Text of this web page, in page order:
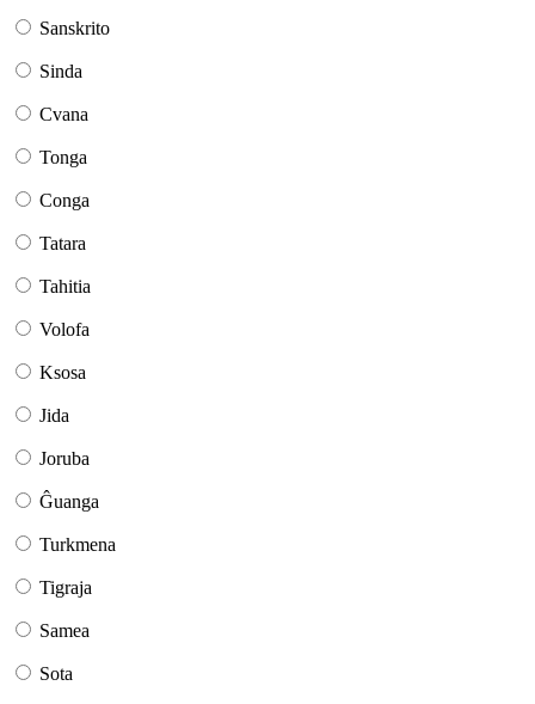
Sanskrito
Sinda
Cvana
Tonga
Conga
Tatara
Tahitia
Volofa
Ksosa
Jida
Joruba
Ĝuanga
Turkmena
Tigraja
Samea
Sota